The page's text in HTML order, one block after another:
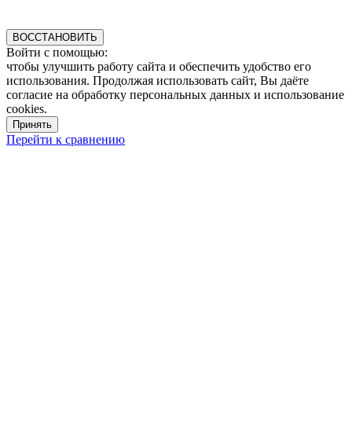
ВОССТАНОВИТЬ
Войти с помощью:
чтобы улучшить работу сайта и обеспечить удобство его
использования. Продолжая использовать сайт, Вы даёте
согласие на обработку персональных данных и использование
cookies.
Принять
Перейти к сравнению